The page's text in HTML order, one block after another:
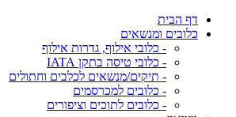
דף הבית
כלובים ומנשאים
- כלובי אילוף, גדרות אילוף
- כלובי טיסה בתקן IATA
- תיקים/מנשאים לכלבים וחתולים
- כלובים למכרסמים
- כלובים לתוכים וציפורים